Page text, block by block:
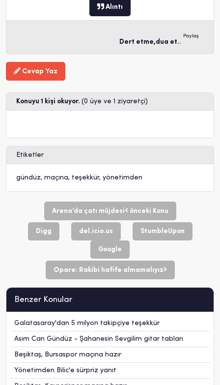
Alıntı
Paylaş
Dert etme,dua et..
Cevap Yaz
Konuyu 1 kişi okuyor. (0 üye ve 1 ziyaretçi)
Etiketler
gündüz, maçına, teşekkür, yönetimden
Arena’da çatı müjdesi önceki Konu
Digg del.icio.us StumbleUpon
Google
Opare: Rakibi hafife almamalıyız
Benzer Konular
Galatasaray'dan 5 milyon takipçiye teşekkür
Asım Can Gündüz - Şahanesin Sevgilim gitar tabları
Beşiktaş, Bursaspor maçına hazır
Yönetimden Bilic'e sürpriz yanıt